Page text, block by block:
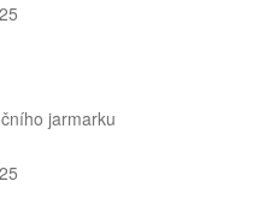
jarmarku